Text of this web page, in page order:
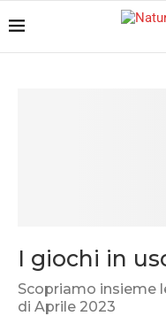
I giochi in
Scopriamo insieme
di Aprile 2023